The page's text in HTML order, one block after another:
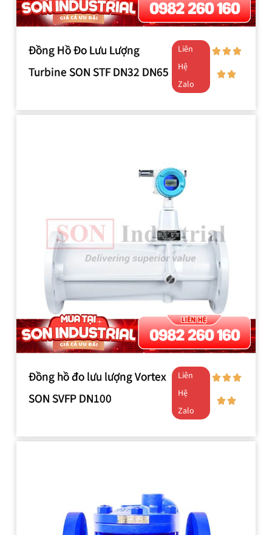
Đồng Hồ Đo Lưu Lượng
Turbine SON STF DN32 DN65
Liên
Hệ
Zalo
Đồng hồ đo lưu lượng Vortex
SON SVFP DN100
Liên
Hệ
Zalo